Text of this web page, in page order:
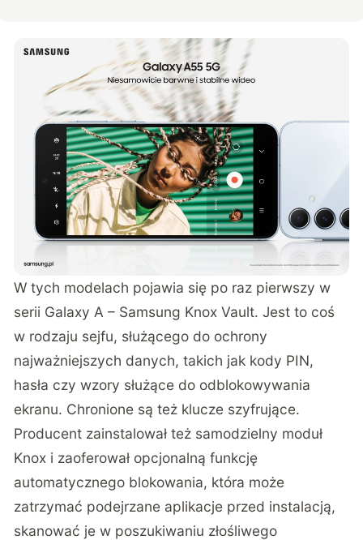
W tych modelach pojawia się po raz pierwszy w
serii Galaxy A – Samsung Knox Vault. Jest to coś
w rodzaju sejfu, służącego do ochrony
najważniejszych danych, takich jak kody PIN,
hasła czy wzory służące do odblokowywania
ekranu. Chronione są też klucze szyfrujące.
Producent zainstalował też samodzielny moduł
Knox i zaoferował opcjonalną funkcję
automatycznego blokowania, która może
zatrzymać podejrzane aplikacje przed instalacją,
skanować je w poszukiwaniu złośliwego